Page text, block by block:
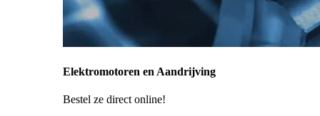
Elektromotoren en Aandrijving
Bestel ze direct online!